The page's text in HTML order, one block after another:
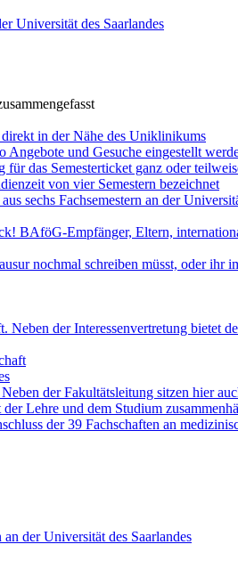
Universität des Saarlandes
in der Nähe des Uniklinikums
und Gesuche eingestellt
das Semesterticket ganz oder
von vier Semestern bezeichnet
sechs Fachsemestern an der
BAföG-Empfänger, Eltern,
nochmal schreiben müsst, oder ihr
Neben der Interessenvertretung bietet
der Fakultätsleitung sitzen hier
Lehre und dem Studium
der 39 Fachschaften an
der Universität des Saarlandes